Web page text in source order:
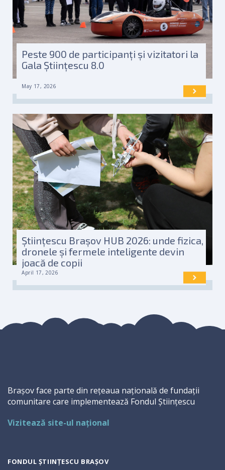
Peste 900 de participanți și vizitatori la
Gala Științescu 8.0
May 17, 2026
Științescu Brașov HUB 2026: unde fizica,
dronele și fermele inteligente devin
joacă de copii
April 17, 2026
Brașov face parte din rețeaua națională de fundații
comunitare care implementează Fondul Științescu
Vizitează site-ul național
FONDUL ȘTIINȚESCU BRAȘOV